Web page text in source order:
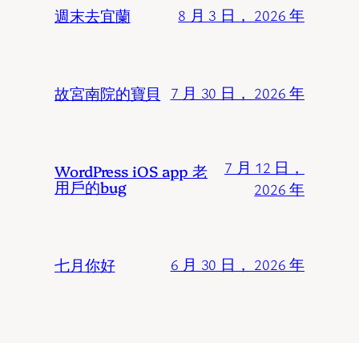
週末去宜蘭 8 月 3 日， 2026 年
故宮南院的寶貝 7 月 30 日， 2026 年
WordPress iOS app 老
用戶的bug
7 月 12 日，
2026 年
七月你好 6 月 30 日， 2026 年